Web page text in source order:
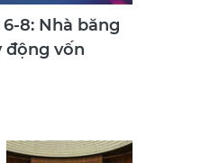
6-8: Nhà băng
động vốn